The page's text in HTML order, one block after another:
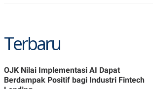
Terbaru
OJK Nilai Implementasi AI Dapat
Berdampak Positif bagi Industri Fintech